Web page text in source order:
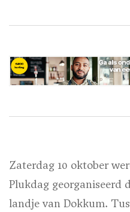
Zaterdag 10 oktober
Plukdag georganiseerd
landje van Dokkum.